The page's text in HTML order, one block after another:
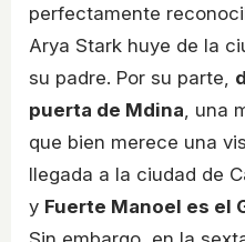
perfectamente
Arya Stark huye de la
su padre. Por su parte,
puerta de Mdina , una
que bien merece una
llegada a la ciudad de
y Fuerte Manoel es el